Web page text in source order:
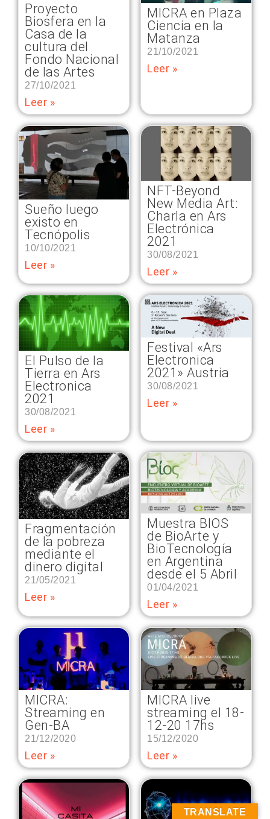
Proyecto
Biosfera en la
Casa de la
cultura del
Fondo Nacional
de las Artes
27/10/2021
Leer »
MICRA en Plaza
Ciencia en la
Matanza
21/10/2021
Leer »
Sueño luego
existo en
Tecnópolis
10/10/2021
Leer »
NFT-Beyond
New Media Art:
Charla en Ars
Electrónica
2021
30/08/2021
Leer »
El Pulso de la
Tierra en Ars
Electronica
2021
30/08/2021
Leer »
Festival «Ars
Electronica
2021» Austria
30/08/2021
Leer »
Fragmentación
de la pobreza
mediante el
dinero digital
21/05/2021
Leer »
Muestra BIOS
de BioArte y
BioTecnología
en Argentina
desde el 5 Abril
01/04/2021
Leer »
MICRA:
Streaming en
Gen-BA
21/12/2020
Leer »
MICRA live
streaming el 18-
12-20 17hs
15/12/2020
Leer »
TRANSLATE